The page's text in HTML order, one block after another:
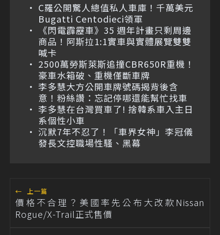
C羅公開驚人總值私人車庫！千萬美元
Bugatti Centodieci領軍
《閃電霹靂車》35 週年計畫只剩周邊
商品！阿斯拉1:1實車與實體展覽雙雙
喊卡
2500萬勞斯萊斯追撞CBR650R重機！
豪車水箱破、重機僅斷車牌
李多慧大方公開車牌號碼揭背後含
意！粉絲讚：忘記停哪還能幫忙找車
李多慧在台灣買車了! 捨韓系車入主日
系個性小車
沉默7年不忍了！「車界女神」李冠儀
發長文控職場性騷、黑幕
← 上一篇
價格不合理？美國率先公布大改款Nissan
Rogue/X-Trail正式售價